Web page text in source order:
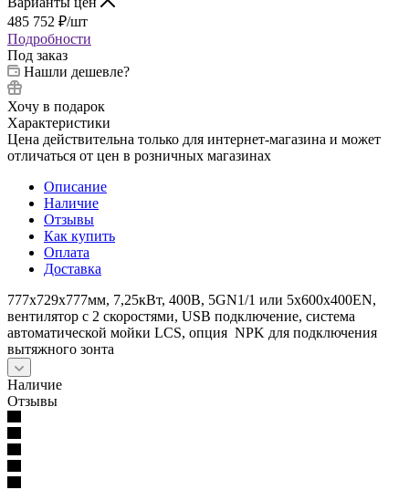
485 752 ₽/шт
Подробности
Под заказ
Нашли дешевле?
Хочу в подарок
Характеристики
Цена действительна только для интернет-магазина и может
отличаться от цен в розничных магазинах
Описание
Наличие
Отзывы
Как купить
Оплата
Доставка
777x729x777мм, 7,25кВт, 400В, 5GN1/1 или 5х600х400EN,
вентилятор с 2 скоростями, USB подключение, система
автоматической мойки LCS, опция NPK для подключения
вытяжного зонта
Наличие
Отзывы